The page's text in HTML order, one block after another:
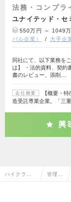
法務・コンプラ
ユナイテッド・セ
550万円 ～ 1049万
バル企業）
大手企
同社にて、以下業務を
は】 ・法的資料、契約
書のレビュー、添削…
会社概要
【概要・
造受託専業企業。「三
興
ハイクラス 管理部